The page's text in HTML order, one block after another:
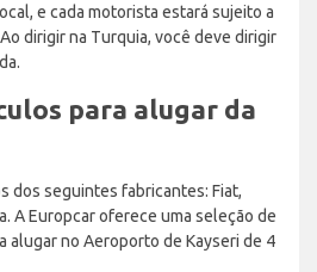
e cada motorista estará sujeito a
dirigir na Turquia, você deve dirigir
para alugar da
dos seguintes fabricantes: Fiat,
A Europcar oferece uma seleção de
alugar no Aeroporto de Kayseri de 4